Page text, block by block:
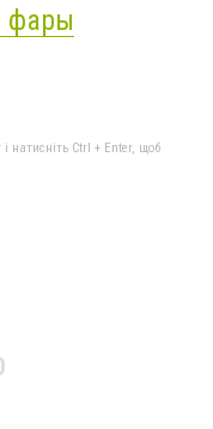
фары
натисніть Ctrl + Enter, щоб